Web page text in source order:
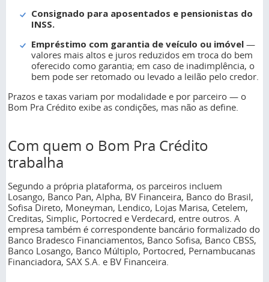
Consignado para aposentados e pensionistas do
INSS.
Empréstimo com garantia de veículo ou imóvel —
valores mais altos e juros reduzidos em troca do bem
oferecido como garantia; em caso de inadimplência, o
bem pode ser retomado ou levado a leilão pelo credor.
Prazos e taxas variam por modalidade e por parceiro — o
Bom Pra Crédito exibe as condições, mas não as define.
Com quem o Bom Pra Crédito
trabalha
Segundo a própria plataforma, os parceiros incluem
Losango, Banco Pan, Alpha, BV Financeira, Banco do Brasil,
Sofisa Direto, Moneyman, Lendico, Lojas Marisa, Cetelem,
Creditas, Simplic, Portocred e Verdecard, entre outros. A
empresa também é correspondente bancário formalizado do
Banco Bradesco Financiamentos, Banco Sofisa, Banco CBSS,
Banco Losango, Banco Múltiplo, Portocred, Pernambucanas
Financiadora, SAX S.A. e BV Financeira.